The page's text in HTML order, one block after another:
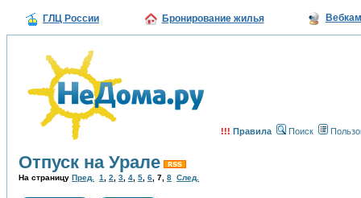
ГЛЦ России Бронирование жилья
!!! Правила Поиск
Отпуск на Урале
На страницу Пред. 1 2 3 4 5 6 7 8 След.